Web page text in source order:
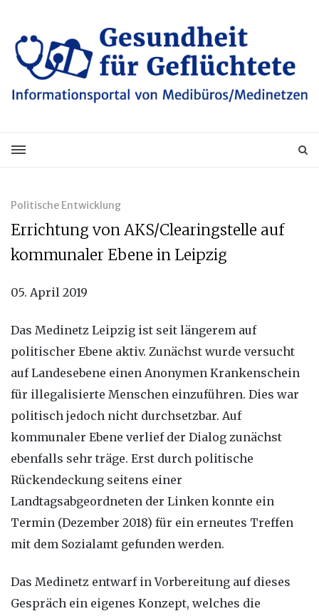
Politische Entwicklung
Errichtung von AKS/Clearingstelle auf
kommunaler Ebene in Leipzig
05. April 2019
Das Medinetz Leipzig ist seit längerem auf
politischer Ebene aktiv. Zunächst wurde versucht
auf Landesebene einen Anonymen Krankenschein
für illegalisierte Menschen einzuführen. Dies war
politisch jedoch nicht durchsetzbar. Auf
kommunaler Ebene verlief der Dialog zunächst
ebenfalls sehr träge. Erst durch politische
Rückendeckung seitens einer
Landtagsabgeordneten der Linken konnte ein
Termin (Dezember 2018) für ein erneutes Treffen
mit dem Sozialamt gefunden werden.
Das Medinetz entwarf in Vorbereitung auf dieses
Gespräch ein eigenes Konzept, welches die